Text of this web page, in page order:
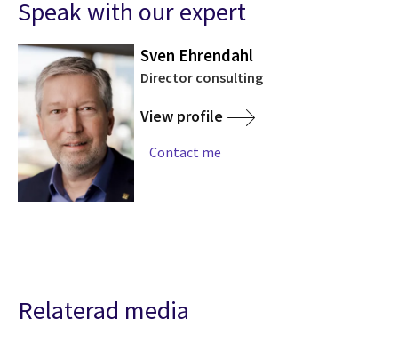
Speak with our expert
Sven Ehrendahl
Director consulting
View profile
Contact me
Relaterad media